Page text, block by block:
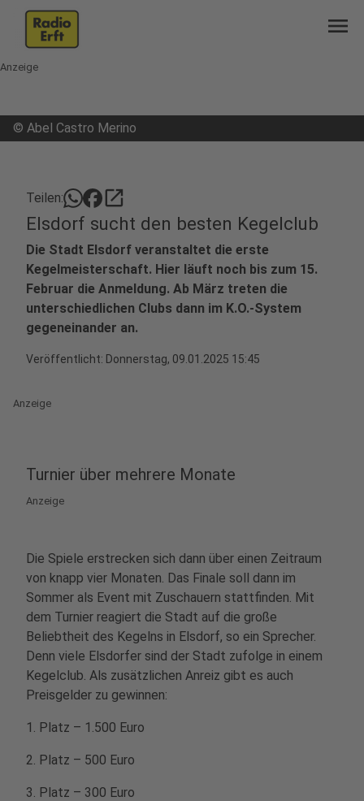
menu
Anzeige
© Abel Castro Merino
Teilen: open_in_new
Elsdorf sucht den besten Kegelclub
Die Stadt Elsdorf veranstaltet die erste
Kegelmeisterschaft. Hier läuft noch bis zum 15.
Februar die Anmeldung. Ab März treten die
unterschiedlichen Clubs dann im K.O.-System
gegeneinander an.
Veröffentlicht: Donnerstag, 09.01.2025 15:45
Anzeige
Turnier über mehrere Monate
Anzeige
Die Spiele erstrecken sich dann über einen Zeitraum
von knapp vier Monaten. Das Finale soll dann im
Sommer als Event mit Zuschauern stattfinden. Mit
dem Turnier reagiert die Stadt auf die große
Beliebtheit des Kegelns in Elsdorf, so ein Sprecher.
Denn viele Elsdorfer sind der Stadt zufolge in einem
Kegelclub. Als zusätzlichen Anreiz gibt es auch
Preisgelder zu gewinnen:
1. Platz – 1.500 Euro
2. Platz – 500 Euro
3. Platz – 300 Euro